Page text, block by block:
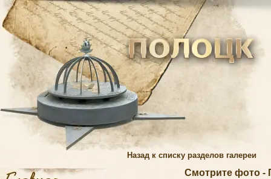
Назад к списку разделов галереи
Смотрите фото -